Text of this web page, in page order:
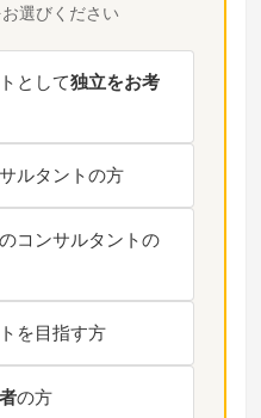
選びください
として独立をお考
ルタントの方
のコンサルタントの
を目指す方
の方